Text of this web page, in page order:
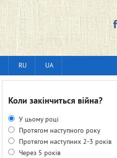
RU UA
Коли закінчиться війна?
У цьому році
Протягом наступного року
Протягом наступних 2-3 років
Через 5 років